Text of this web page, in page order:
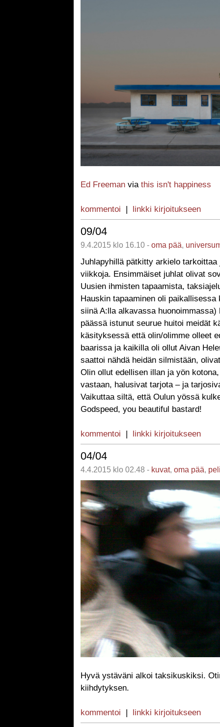
Ed Freeman via this isn't happiness
kommentoi | linkki kirjoitukseen
09/04
9.4.2015 klo 16.10 - oma pää,
Juhlapyhillä pätkitty arkielo
viikkoja. Ensimmäiset juhlat olivat
Uusien ihmisten tapaamista,
Hauskin tapaaminen oli
siinä A:lla alkavassa huonoimmassa)
päässä istunut seurue huitoi meidät
käsityksessä että olin/olimme olleet
baarissa ja kaikilla oli ollut Aivan Hele
saattoi nähdä heidän silmistään,
Olin ollut edellisen illan ja yön
vastaan, halusivat tarjota – ja
Vaikuttaa siltä, että Oulun yössä
Godspeed, you beautiful bastard!
kommentoi | linkki kirjoitukseen
04/04
4.4.2015 klo 02.48 - kuvat, oma pää,
Hyvä ystäväni alkoi taksikuskiksi.
kiihdytyksen.
kommentoi | linkki kirjoitukseen